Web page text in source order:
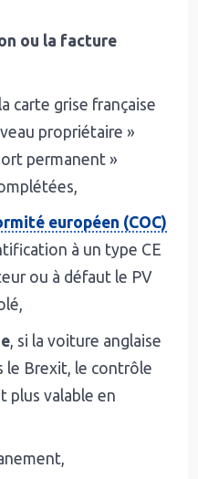
ou la facture
carte grise française
propriétaire »
permanent »
européen (COC)
à un type CE
ou à défaut le PV
, si la voiture anglaise
le Brexit, le contrôle
plus valable en